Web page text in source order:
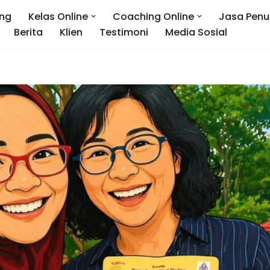
Kelas Online Coaching Online
Jasa
Berita
Klien Testimoni Media Sosial